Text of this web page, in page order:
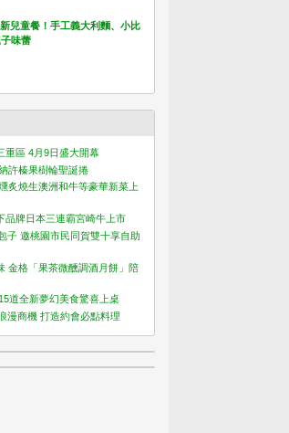
兒童餐！手工義大利麵、小比
味蕾
重區 4月9日盛大開幕
許榛果樹輪聖誕捲
炙燒生澳洲和牛等豪華新菜上
品牌日本三連霸宮崎牛上市
子 邀桃園市民同賀雙十享自助
金格「果茶微醺調酒月餅」陪
道全新夢幻美食驚喜上桌
漫商機 打造約會必點料理